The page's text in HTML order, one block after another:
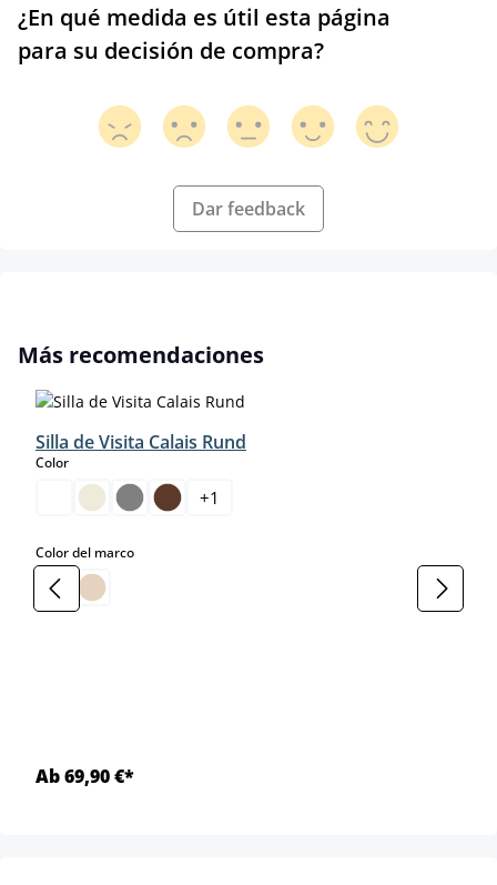
¿En qué medida es útil esta página
para su decisión de compra?
Dar feedback
Omitir la galería de productos
Más recomendaciones
Silla de Visita Calais Rund
Colorselect
+1
Color del marcoselect
Ab 69,90 €*